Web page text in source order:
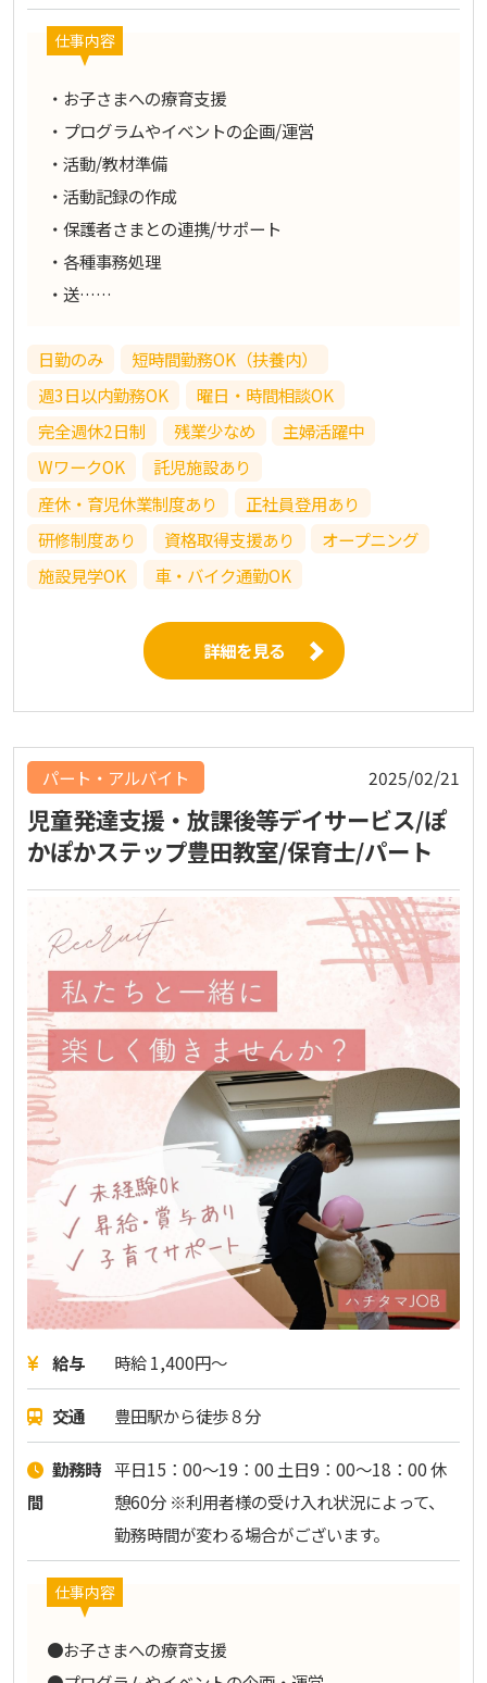
仕事内容
・お子さまへの療育支援
・プログラムやイベントの企画/運営
・活動/教材準備
・活動記録の作成
・保護者さまとの連携/サポート
・各種事務処理
・送……
日勤のみ
短時間勤務OK（扶養内）
週3日以内勤務OK
曜日・時間相談OK
完全週休2日制
残業少なめ
主婦活躍中
WワークOK
託児施設あり
産休・育児休業制度あり
正社員登用あり
研修制度あり
資格取得支援あり
オープニング
施設見学OK
車・バイク通勤OK
詳細を見る
パート・アルバイト 2025/02/21
児童発達支援・放課後等デイサービス/ぽ
かぽかステップ豊田教室/保育士/パート
給与 時給 1,400円～
交通 豊田駅から徒歩８分
勤務時
間
平日15：00～19：00 土日9：00～18：00 休
憩60分 ※利用者様の受け入れ状況によって、
勤務時間が変わる場合がございます。
仕事内容
●お子さまへの療育支援